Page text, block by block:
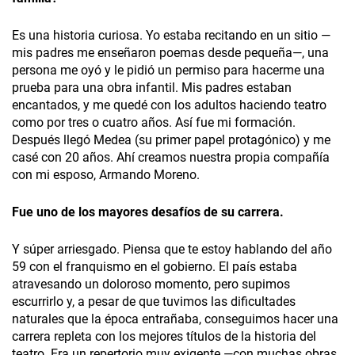
Es una historia curiosa. Yo estaba recitando en un sitio —
mis padres me enseñaron poemas desde pequeña—, una
persona me oyó y le pidió un permiso para hacerme una
prueba para una obra infantil. Mis padres estaban
encantados, y me quedé con los adultos haciendo teatro
como por tres o cuatro años. Así fue mi formación.
Después llegó Medea (su primer papel protagónico) y me
casé con 20 años. Ahí creamos nuestra propia compañía
con mi esposo, Armando Moreno.
Fue uno de los mayores desafíos de su carrera.
Y súper arriesgado. Piensa que te estoy hablando del año
59 con el franquismo en el gobierno. El país estaba
atravesando un doloroso momento, pero supimos
escurrirlo y, a pesar de que tuvimos las dificultades
naturales que la época entrañaba, conseguimos hacer una
carrera repleta con los mejores títulos de la historia del